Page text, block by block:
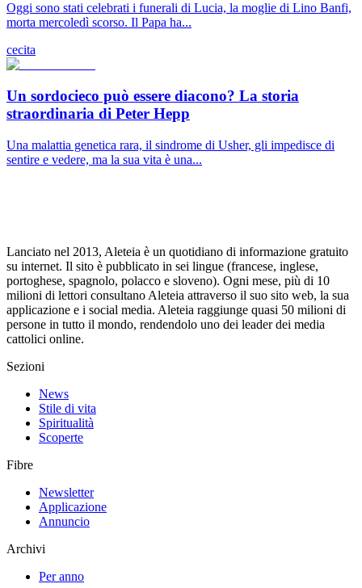
Oggi sono stati celebrati i funerali di Lucia, la moglie di Lino Banfi,
morta mercoledì scorso. Il Papa ha...
cecita
Un sordocieco può essere diacono? La storia
straordinaria di Peter Hepp
Una malattia genetica rara, il sindrome di Usher, gli impedisce di
sentire e vedere, ma la sua vita è una...
Lanciato nel 2013, Aleteia è un quotidiano di informazione gratuito
su internet. Il sito è pubblicato in sei lingue (francese, inglese,
portoghese, spagnolo, polacco e sloveno). Ogni mese, più di 10
milioni di lettori consultano Aleteia attraverso il suo sito web, la sua
applicazione e i social media. Aleteia raggiunge quasi 50 milioni di
persone in tutto il mondo, rendendolo uno dei leader dei media
cattolici online.
Sezioni
News
Stile di vita
Spiritualità
Scoperte
Fibre
Newsletter
Applicazione
Annuncio
Archivi
Per anno